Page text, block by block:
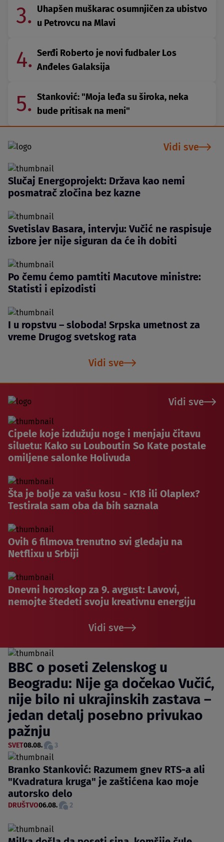
3. Uhapšen muškarac osumnjičen za ubistvo
u Petrovcu na Mlavi
4. Serđi Roberto je novi fudbaler Los
Anđeles Galaksija
5. Stanković: "Moja leđa su široka, neka
bude pritisak na meni"
Vidi sve
Slučaj Energoprojekt: Država kao nemi
posmatrač zločina bez kazne
Svetislav Basara, intervju: Vučić ne raspisuje
izbore jer nije siguran da će ih dobiti
Po čemu ćemo pamtiti Macutove ministre:
Statisti i epizodisti
I u ropstvu – sloboda! Srpska umetnost za
vreme Drugog svetskog rata
Vidi sve
Vidi sve
Cipele koje izdužuju noge i menjaju čitavu
siluetu: Kako su Louboutin So Kate postale
omiljene salonke Holivuda
Šta je bolje za vašu kosu - K18 ili Olaplex?
Testirala sam oba da bih saznala
Ovih 6 filmova trenutno svi gledaju na
Netflixu u Srbiji
Dnevni horoskop za 9. avgust: Lavovi,
nemojte štedeti svoju kreativnu energiju
Vidi sve
BBC o poseti Zelenskog u
Beogradu: Nije ga dočekao Vučić,
nije bilo ni ukrajinskih zastava –
jedan detalj posebno privukao
pažnju
SVET08.08. 3
Branko Stanković: Razumem gnev RTS-a ali
"Kvadratura kruga" je zaštićena kao moje
autorsko delo
DRUŠTVO06.08. 2